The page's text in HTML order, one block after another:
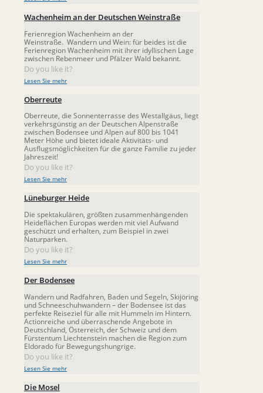
Wachenheim an der Deutschen Weinstraße
Ferienregion Wachenheim an der
Weinstraße. Wandern und Wein: für beides ist die
Ferienregion Wachenheim mit ihrer idyllischen Lage
zwischen Rebenmeer und Pfälzer Wald bekannt.
Do you like it?
Lesen Sie mehr
Oberreute
Oberreute, die Sonnenterrasse des Westallgäus, liegt
verkehrsgünstig an der Deutschen Alpenstraße
zwischen Bodensee und Alpen auf 800 bis 1041
Meter Höhe und bietet ideale Aktivitäts- und
Ausflugsmöglichkeiten für die ganze Familie zu jeder
Jahreszeit!
Do you like it?
Lesen Sie mehr
Lüneburger Heide
Die spektakulären, größten zusammenhängenden
Heideflächen Europas werden mit viel Aufwand
geschützt und erhalten, zum Beispiel in zwei
Naturparken.
Do you like it?
Lesen Sie mehr
Der Bodensee
Wandern und Radfahren, Baden und Segeln, Skijöring
und Schneeschuhwandern – der Bodensee ist das
perfekte Reiseziel für alle mit Hummeln im Hintern.
Actionreiche und überraschende Angebote in
Deutschland, Österreich, der Schweiz und dem
Fürstentum Liechtenstein machen die Region zum
Eldorado für Bewegungshungrige.
Do you like it?
Lesen Sie mehr
Die Mosel